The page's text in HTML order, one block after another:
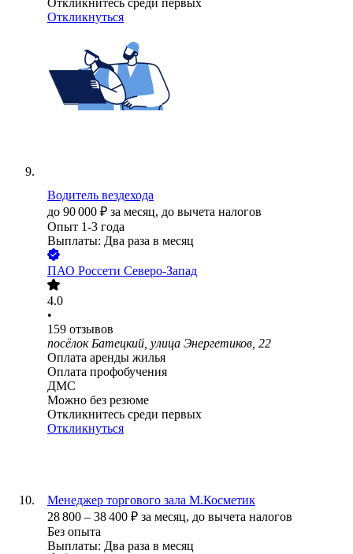
Откликнитесь среди первых
Откликнуться
Водитель вездехода
до 90 000 ₽ за месяц, до вычета налогов
Опыт 1-3 года
Выплаты: Два раза в месяц
ПАО Россети Северо-Запад
4.0
•
159 отзывов
посёлок Батецкий, улица Энергетиков, 22
Оплата аренды жилья
Оплата профобучения
ДМС
Можно без резюме
Откликнитесь среди первых
Откликнуться
Менеджер торгового зала М.Косметик
28 800 – 38 400 ₽ за месяц, до вычета налогов
Без опыта
Выплаты: Два раза в месяц